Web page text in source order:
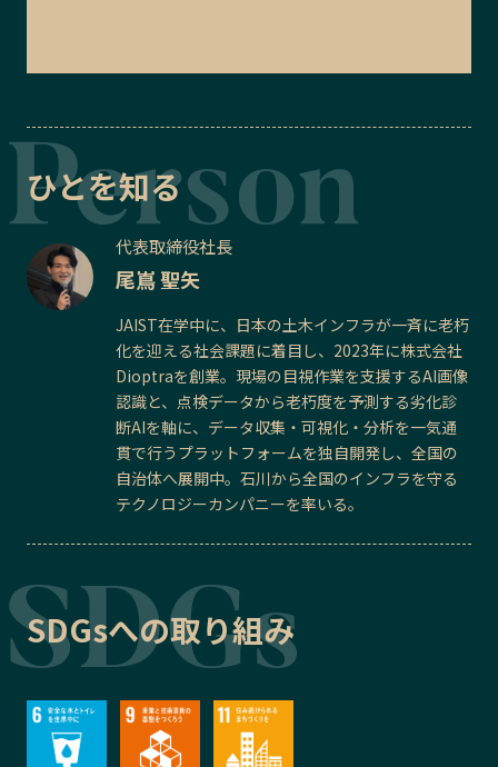
ひとを知る
代表取締役社長
尾嶌 聖矢
JAIST在学中に、日本の土木インフラが一斉に老朽
化を迎える社会課題に着目し、2023年に株式会社
Dioptraを創業。現場の目視作業を支援するAI画像
認識と、点検データから老朽度を予測する劣化診
断AIを軸に、データ収集・可視化・分析を一気通
貫で行うプラットフォームを独自開発し、全国の
自治体へ展開中。石川から全国のインフラを守る
テクノロジーカンパニーを率いる。
SDGsへの取り組み